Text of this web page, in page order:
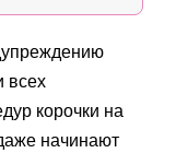
всех
корочки на
начинают